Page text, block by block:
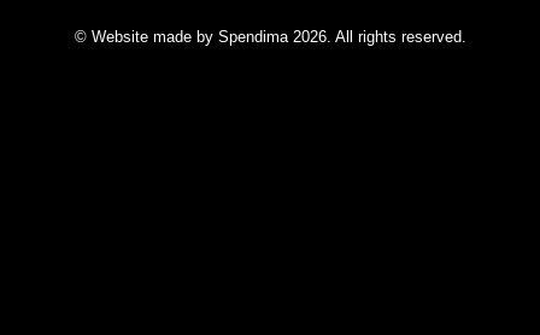
© Website made by Spendima 2026. All rights reserved.